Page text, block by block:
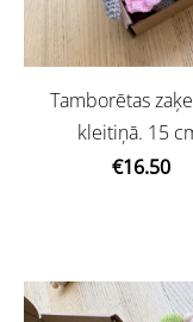
Tamborētas
kleitiņā. 15
€16.50